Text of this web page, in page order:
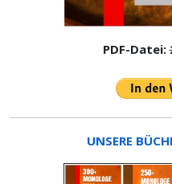
PDF-Datei:
UNSERE